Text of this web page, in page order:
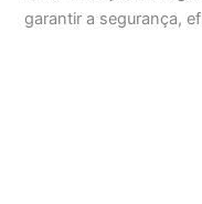
garantir a segurança,